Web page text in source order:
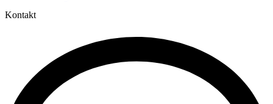
Kontakt